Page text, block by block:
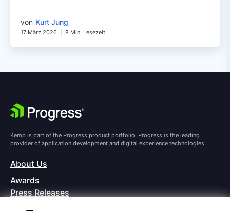
von Kurt Jung
17 März 2026 8 Min. Lesezeit
Kemp is part of the Progress product portfolio. Progress is the leading
provider of application development and digital experience technologies.
About Us
Awards
Press Releases